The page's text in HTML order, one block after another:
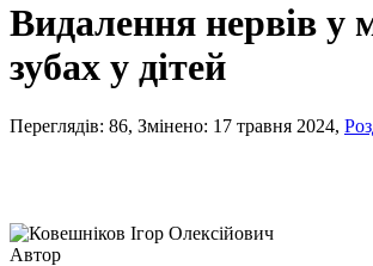
Видалення нервів у
зубах у дітей
Переглядів: 86, Змінено: 17 травня 2024,
Автор